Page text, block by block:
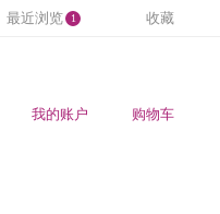
最近浏览 1 收藏
我的账户 购物车